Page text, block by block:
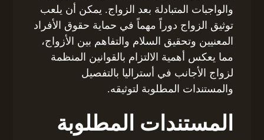
والواجبات المتبادلة بعد الزواج. يمكن أن يلعب
توثيق الزواج دوراً مهماً في حماية حقوق الأفراد
المعنيين وتحقيق السلام والتفاهم بين الأزواج،
مما يعكس أهمية الالتزام بالقوانين المنظمة
لزواج الأجانب في أستراليا بالتفصيل
والمستندات المطلوبة لتوثيقه.
المستندات المطلوبة